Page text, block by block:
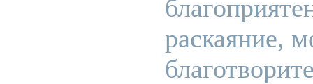
раскаяние,